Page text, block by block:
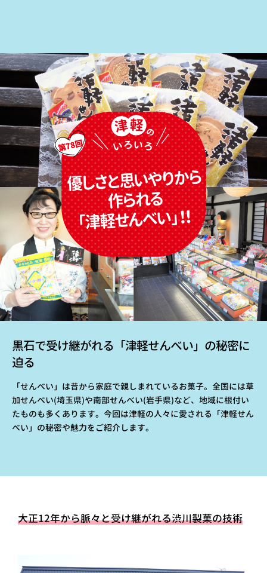
黒石で受け継がれる「津軽せんべい」の秘密に
迫る
「せんべい」は昔から家庭で親しまれているお菓子。全国には草
加せんべい(埼玉県)や南部せんべい(岩手県)など、地域に根付い
たものも多くあります。今回は津軽の人々に愛される「津軽せん
べい」の秘密や魅力をご紹介します。
大正12年から脈々と受け継がれる渋川製菓の技術